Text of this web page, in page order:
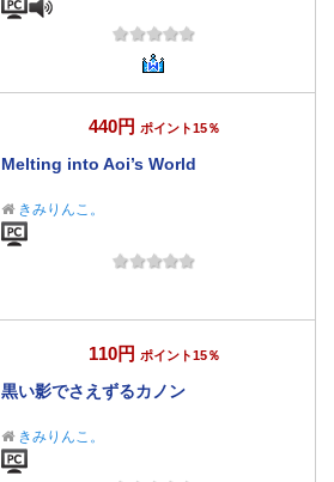
440円 ポイント15％
Melting into Aoi’s World
きみりんこ。
110円 ポイント15％
黒い影でさえずるカノン
きみりんこ。